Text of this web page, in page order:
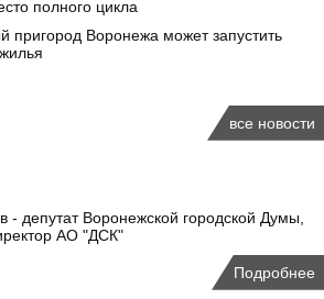
полного цикла
пригород Воронежа может запустить
все новости
- депутат Воронежской городской Думы,
АО "ДСК"
Подробнее